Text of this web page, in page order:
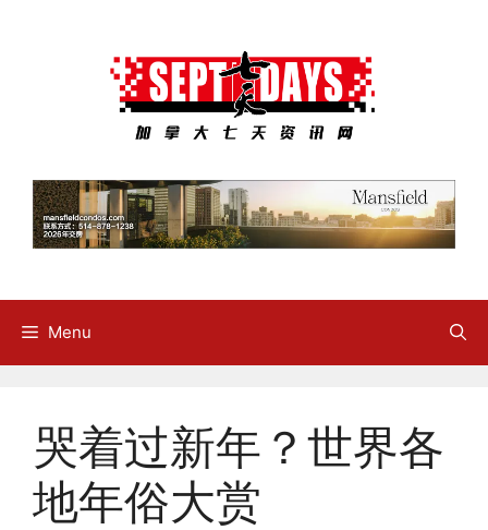
Menu
哭着过新年？世界各
地年俗大赏